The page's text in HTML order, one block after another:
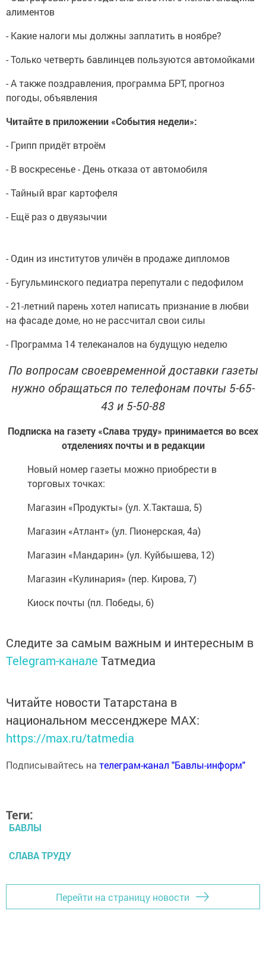
алиментов
- Какие налоги мы должны заплатить в ноябре?
- Только четверть бавлинцев пользуются автомойками
- А также поздравления, программа БРТ, прогноз
погоды, объявления
Читайте в приложении «События недели»:
- Грипп придёт втроём
- В воскресенье - День отказа от автомобиля
- Тайный враг картофеля
- Ещё раз о двуязычии
- Один из институтов уличён в продаже дипломов
- Бугульминского педиатра перепутали с педофилом
- 21-летний парень хотел написать признание в любви
на фасаде доме, но не рассчитал свои силы
- Программа 14 телеканалов на будущую неделю
По вопросам своевременной доставки газеты
нужно обращаться по телефонам почты 5-65-
43 и 5-50-88
Подписка на газету «Слава труду» принимается во всех
отделениях почты и в редакции
Новый номер газеты можно приобрести в
торговых точках:
Магазин «Продукты» (ул. Х.Такташа, 5)
Магазин «Атлант» (ул. Пионерская, 4а)
Магазин «Мандарин» (ул. Куйбышева, 12)
Магазин «Кулинария» (пер. Кирова, 7)
Киоск почты (пл. Победы, 6)
Следите за самым важным и интересным в
Telegram-канале Татмедиа
Читайте новости Татарстана в
национальном мессенджере MАХ:
https://max.ru/tatmedia
Подписывайтесь на телеграм-канал "Бавлы-информ"
Теги:
БАВЛЫ
СЛАВА ТРУДУ
Перейти на страницу новости